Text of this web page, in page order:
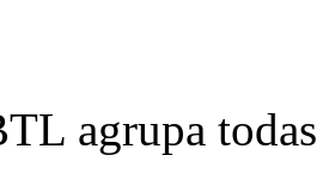
agrupa